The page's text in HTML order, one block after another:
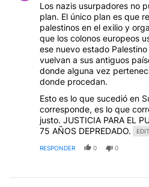
Los nazis usurpadores no
plan. El único plan es que
palestinos en el exilio y
que los colonos europeos
ese nuevo estado
vuelvan a sus antiguos
donde alguna vez
donde procedan.
Esto es lo que sucedió en
corresponde, es lo que
justo. JUSTICIA PARA EL
75 AÑOS DEPREDADO.
RESPONDER 0 0